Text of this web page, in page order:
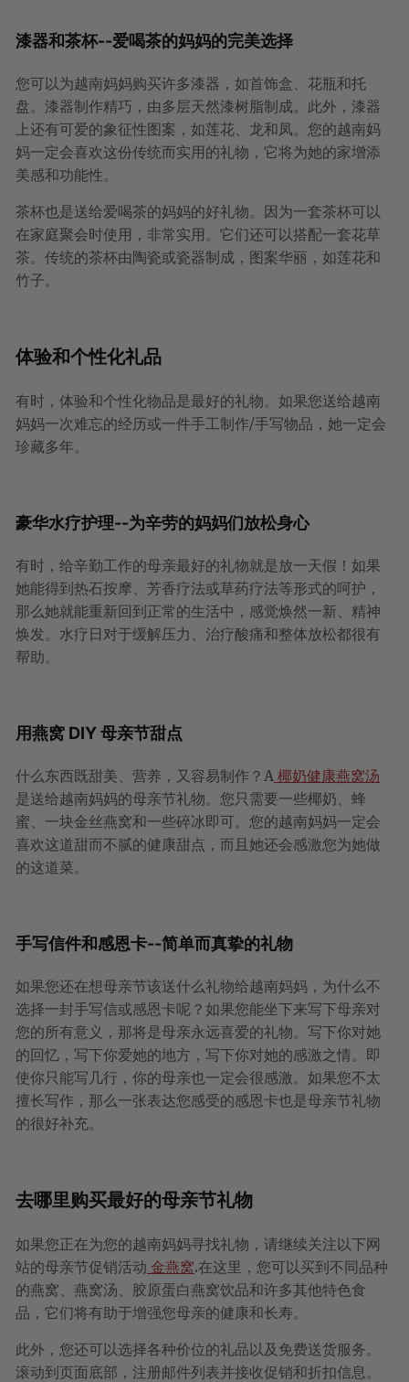
漆器和茶杯--爱喝茶的妈妈的完美选择
您可以为越南妈妈购买许多漆器，如首饰盒、花瓶和托
盘。漆器制作精巧，由多层天然漆树脂制成。此外，漆器
上还有可爱的象征性图案，如莲花、龙和凤。您的越南妈
妈一定会喜欢这份传统而实用的礼物，它将为她的家增添
美感和功能性。
茶杯也是送给爱喝茶的妈妈的好礼物。因为一套茶杯可以
在家庭聚会时使用，非常实用。它们还可以搭配一套花草
茶。传统的茶杯由陶瓷或瓷器制成，图案华丽，如莲花和
竹子。
体验和个性化礼品
有时，体验和个性化物品是最好的礼物。如果您送给越南
妈妈一次难忘的经历或一件手工制作/手写物品，她一定会
珍藏多年。
豪华水疗护理--为辛劳的妈妈们放松身心
有时，给辛勤工作的母亲最好的礼物就是放一天假！如果
她能得到热石按摩、芳香疗法或草药疗法等形式的呵护，
那么她就能重新回到正常的生活中，感觉焕然一新、精神
焕发。水疗日对于缓解压力、治疗酸痛和整体放松都很有
帮助。
用燕窝 DIY 母亲节甜点
什么东西既甜美、营养，又容易制作？A 椰奶健康燕窝汤
是送给越南妈妈的母亲节礼物。您只需要一些椰奶、蜂
蜜、一块金丝燕窝和一些碎冰即可。您的越南妈妈一定会
喜欢这道甜而不腻的健康甜点，而且她还会感激您为她做
的这道菜。
手写信件和感恩卡--简单而真挚的礼物
如果您还在想母亲节该送什么礼物给越南妈妈，为什么不
选择一封手写信或感恩卡呢？如果您能坐下来写下母亲对
您的所有意义，那将是母亲永远喜爱的礼物。写下你对她
的回忆，写下你爱她的地方，写下你对她的感激之情。即
使你只能写几行，你的母亲也一定会很感激。如果您不太
擅长写作，那么一张表达您感受的感恩卡也是母亲节礼物
的很好补充。
去哪里购买最好的母亲节礼物
如果您正在为您的越南妈妈寻找礼物，请继续关注以下网
站的母亲节促销活动 金燕窝.在这里，您可以买到不同品种
的燕窝、燕窝汤、胶原蛋白燕窝饮品和许多其他特色食
品，它们将有助于增强您母亲的健康和长寿。
此外，您还可以选择各种价位的礼品以及免费送货服务。
滚动到页面底部，注册邮件列表并接收促销和折扣信息。